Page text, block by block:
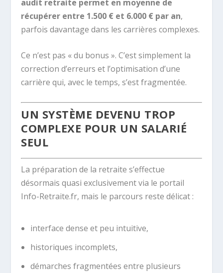
audit retraite permet en moyenne de
récupérer entre 1.500 € et 6.000 € par an,
parfois davantage dans les carrières complexes.
Ce n’est pas « du bonus ». C’est simplement la
correction d’erreurs et l’optimisation d’une
carrière qui, avec le temps, s’est fragmentée.
UN SYSTÈME DEVENU TROP
COMPLEXE POUR UN SALARIÉ
SEUL
La préparation de la retraite s’effectue
désormais quasi exclusivement via le portail
Info-Retraite.fr, mais le parcours reste délicat :
interface dense et peu intuitive,
historiques incomplets,
démarches fragmentées entre plusieurs